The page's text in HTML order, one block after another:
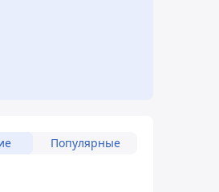
Популярные